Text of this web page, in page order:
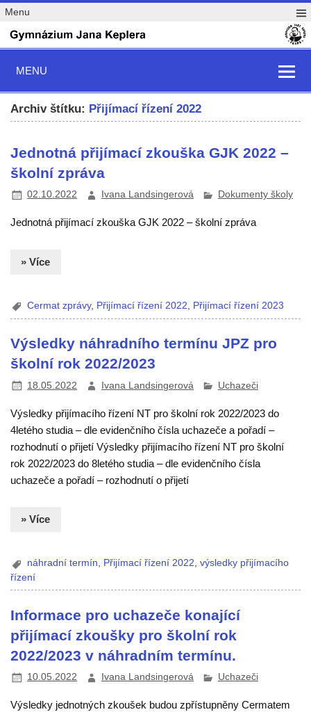
Menu
MENU
Archiv štítku: Přijímací řízení 2022
Jednotná přijímací zkouška GJK 2022 –
školní zpráva
02.10.2022 Ivana Landsingerová Dokumenty školy
Jednotná přijímací zkouška GJK 2022 – školní zpráva
» Více
Cermat zprávy, Přijímací řízení 2022 Přijímací řízení 2023
Výsledky náhradního termínu JPZ pro
školní rok 2022/2023
18.05.2022 Ivana Landsingerová Uchazeči
Výsledky přijímacího řízení NT pro školní rok 2022/2023 do
4letého studia – dle evidenčního čísla uchazeče a pořadí –
rozhodnutí o přijetí Výsledky přijímacího řízení NT pro školní
rok 2022/2023 do 8letého studia – dle evidenčního čísla
uchazeče a pořadí – rozhodnutí o přijetí
» Více
náhradní termín, Přijímací řízení 2022,výsledky přijímacího
řízení
Informace pro uchazeče konající
přijímací zkoušky pro školní rok
2022/2023 v náhradním termínu.
10.05.2022 Ivana Landsingerová Uchazeči
Výsledky jednotných zkoušek budou zpřístupněny Cermatem